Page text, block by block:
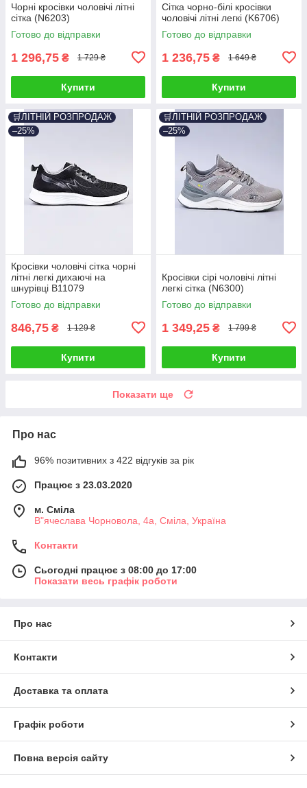
Чорні кросівки чоловічі літні
сітка (N6203)
Готово до відправки
1 296,75 ₴ 1 729 ₴
Купити
Сітка чорно-білі кросівки
чоловічі літні легкі (K6706)
Готово до відправки
1 236,75 ₴ 1 649 ₴
Купити
🛒ЛІТНІЙ РОЗПРОДАЖ
–25%
Кросівки чоловічі сітка чорні
літні легкі дихаючі на
шнурівці B11079
Готово до відправки
846,75 ₴ 1 129 ₴
Купити
🛒ЛІТНІЙ РОЗПРОДАЖ
–25%
Кросівки сірі чоловічі літні
легкі сітка (N6300)
Готово до відправки
1 349,25 ₴ 1 799 ₴
Купити
Показати ще
Про нас
96% позитивних з 422 відгуків за рік
Працює з 23.03.2020
м. Сміла
В"ячеслава Чорновола, 4а, Сміла, Україна
Контакти
Сьогодні працює з 08:00 до 17:00
Показати весь графік роботи
Про нас
Контакти
Доставка та оплата
Графік роботи
Повна версія сайту